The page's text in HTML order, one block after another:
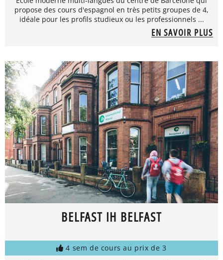
propose des cours d'espagnol en très petits groupes de 4,
idéale pour les profils studieux ou les professionnels ...
EN SAVOIR PLUS
BELFAST IH BELFAST
4 sem de cours au prix de 3